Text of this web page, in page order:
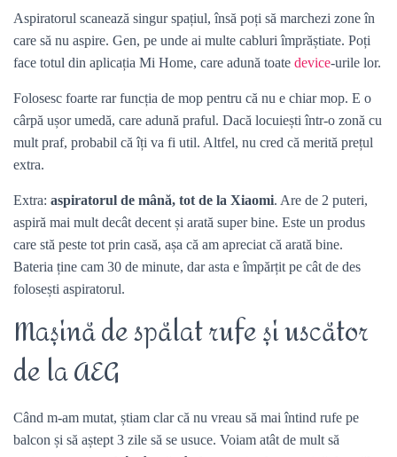
Aspiratorul scanează singur spațiul, însă poți să marchezi zone în
care să nu aspire. Gen, pe unde ai multe cabluri împrăștiate. Poți
face totul din aplicația Mi Home, care adună toate device-urile lor.
Folosesc foarte rar funcția de mop pentru că nu e chiar mop. E o
cârpă ușor umedă, care adună praful. Dacă locuiești într-o zonă cu
mult praf, probabil că îți va fi util. Altfel, nu cred că merită prețul
extra.
Extra: aspiratorul de mână, tot de la Xiaomi. Are de 2 puteri,
aspiră mai mult decât decent și arată super bine. Este un produs
care stă peste tot prin casă, așa că am apreciat că arată bine.
Bateria ține cam 30 de minute, dar asta e împărțit pe cât de des
folosești aspiratorul.
Mașină de spălat rufe și uscător
de la AEG
Când m-am mutat, știam clar că nu vreau să mai întind rufe pe
balcon și să aștept 3 zile să se usuce. Voiam atât de mult să